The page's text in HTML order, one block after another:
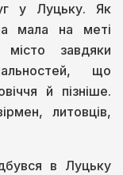
у Луцьку. Як
мала на меті
завдяки
що
й пізніше.
литовців,
в Луцьку